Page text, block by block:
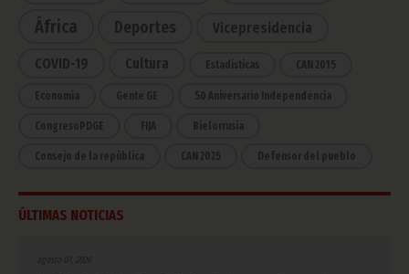
África
Deportes Vicepresidencia
COVID-19 Cultura Estadísticas CAN 2015
Economía Gente GE 50 Aniversario Independencia
CongresoPDGE FIJA Bielorrusia
Consejo de la república CAN 2025 Defensor del pueblo
ÚLTIMAS NOTICIAS
agosto 07, 2026